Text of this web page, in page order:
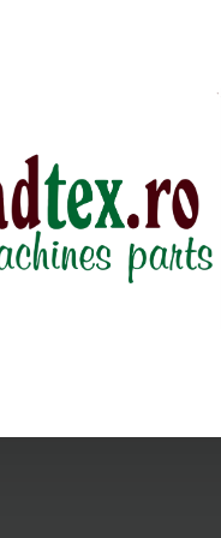
inoxidabil,
egale,
Fraliz,
colectia
Comfort,
12.5cm